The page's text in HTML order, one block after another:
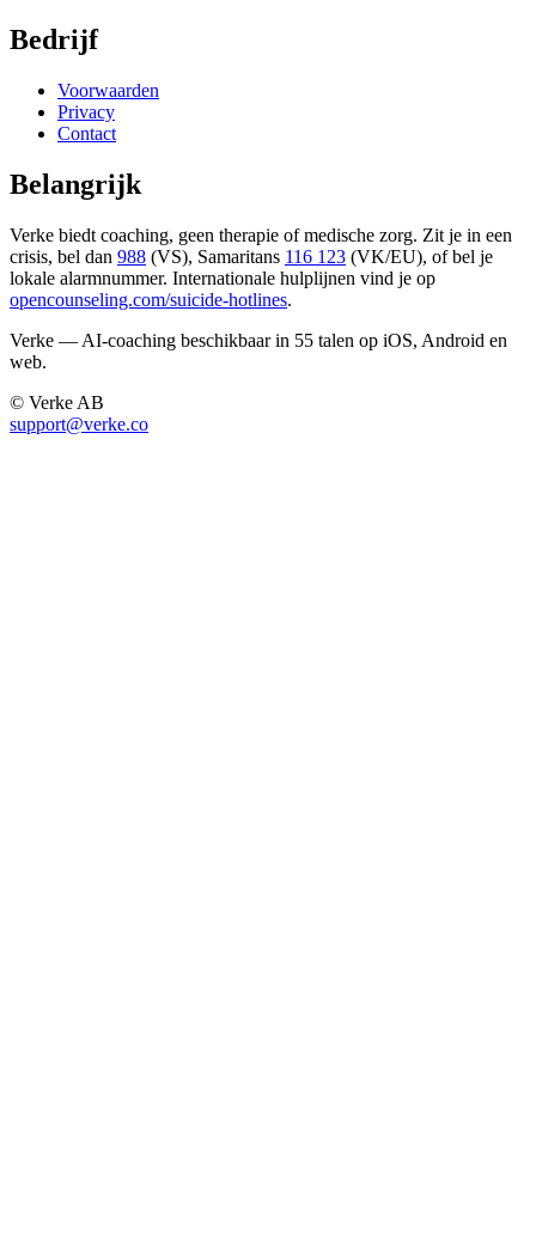
Bedrijf
Voorwaarden
Privacy
Contact
Belangrijk
Verke biedt coaching, geen therapie of medische zorg. Zit je in een
crisis, bel dan 988 (VS), Samaritans 116 123 (VK/EU), of bel je
lokale alarmnummer. Internationale hulplijnen vind je op
opencounseling.com/suicide-hotlines.
Verke — AI-coaching beschikbaar in 55 talen op iOS, Android en
web.
© Verke AB
support@verke.co